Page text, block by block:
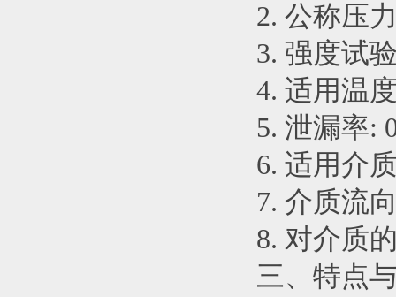
2. 公称压
3. 强度试
4. 适用温
5. 泄漏率:
6. 适用介
7. 介质流
8. 对介质
三、特点